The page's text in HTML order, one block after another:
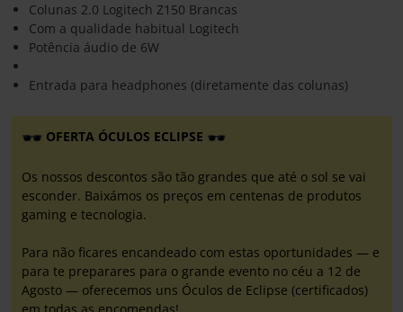
Colunas 2.0 Logitech Z150 Brancas
Com a qualidade habitual Logitech
Potência áudio de 6W
Entrada para headphones (diretamente das colunas)
OFERTA ÓCULOS ECLIPSE
Os nossos descontos são tão grandes que até o sol se vai
esconder. Baixámos os preços em centenas de produtos
gaming e tecnologia.
Para não ficares encandeado com estas oportunidades — e
para te preparares para o grande evento no céu a 12 de
Agosto — oferecemos uns Óculos de Eclipse (certificados)